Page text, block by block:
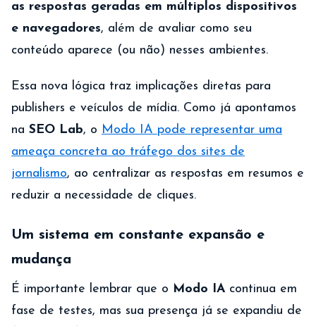
as respostas geradas em múltiplos dispositivos
e navegadores, além de avaliar como seu
conteúdo aparece (ou não) nesses ambientes.
Essa nova lógica traz implicações diretas para
publishers e veículos de mídia. Como já apontamos
na SEO Lab, o Modo IA pode representar uma
ameaça concreta ao tráfego dos sites de
jornalismo, ao centralizar as respostas em resumos e
reduzir a necessidade de cliques.
Um sistema em constante expansão e
mudança
É importante lembrar que o Modo IA continua em
fase de testes, mas sua presença já se expandiu de